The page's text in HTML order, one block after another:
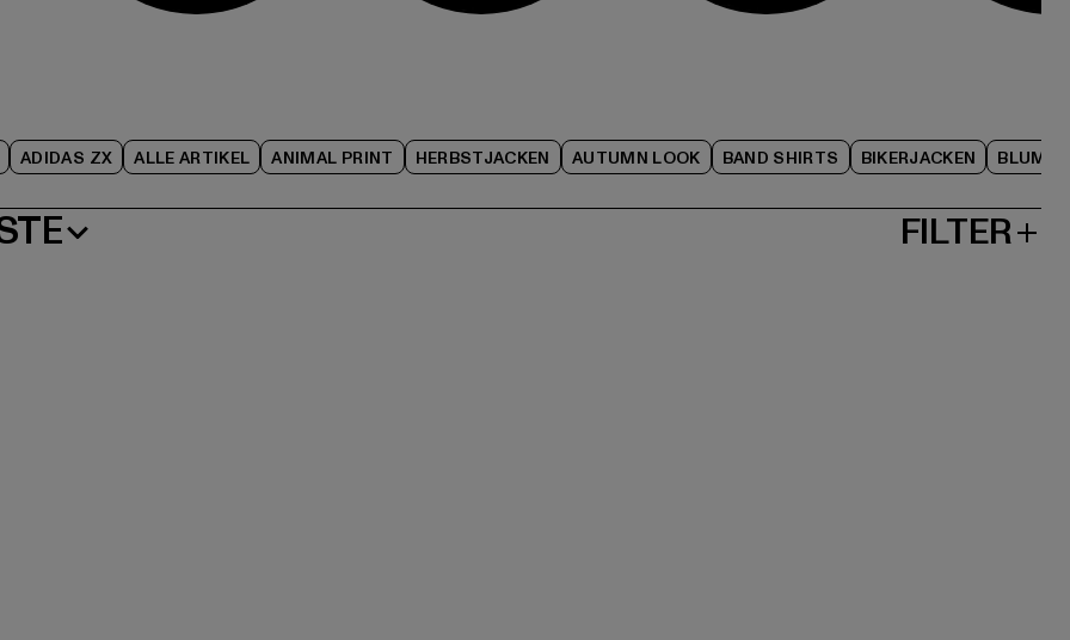
ADIDAS ZX ALLE ARTIKEL ANIMAL PRINT HERBSTJACKEN AUTUMN LOOK BAND SHIRTS BIKERJACKEN
FILTER